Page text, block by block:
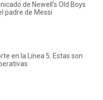
de Newell’s Old Boys
padre de Messi
en la Línea 5: Estas son